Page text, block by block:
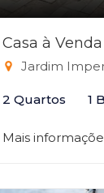
Casa à
Jardim
2 Quartos 1
Mais